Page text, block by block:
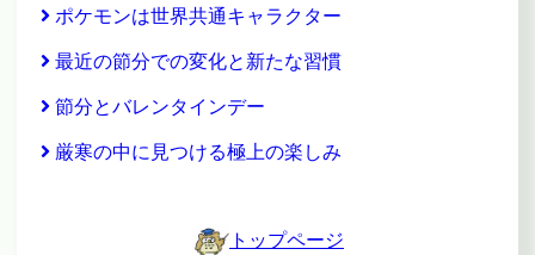
ポケモンは世界共通キャラクター
最近の節分での変化と新たな習慣
節分とバレンタインデー
厳寒の中に見つける極上の楽しみ
トップページ